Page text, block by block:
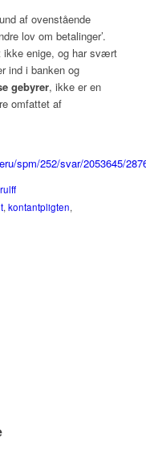
af ovenstående
lov om betalinger’.
ikke enige, og har svært
ind i banken og
gebyrer, ikke er en
omfattet af
spm/252/svar/2053645/
,kontantpligten,